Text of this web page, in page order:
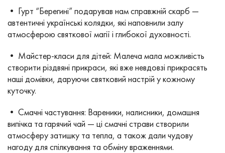
• Гурт “Берегині” подарував нам справжній скарб —
автентичні українські колядки, які наповнили залу
атмосферою святкової магії і глибокої духовності.
• Майстер-класи для дітей: Малеча мала можливість
створити різдвяні прикраси, які вже невдовзі прикрасять
наші домівки, даруючи святковий настрій у кожному
куточку.
• Смачні частування: Вареники, налисники, домашня
випічка та гарячий чай — ці смачні страви створили
атмосферу затишку та тепла, а також дали чудову
нагоду для спілкування та обміну враженнями.